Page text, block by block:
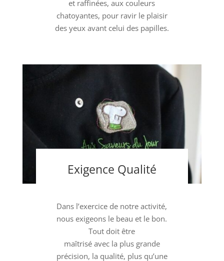
et raffinées, aux couleurs
chatoyantes, pour ravir le plaisir
des yeux avant celui des papilles.
Exigence Qualité
Dans l’exercice de notre activité,
nous exigeons le beau et le bon.
Tout doit être
maîtrisé avec la plus grande
précision, la qualité, plus qu’une